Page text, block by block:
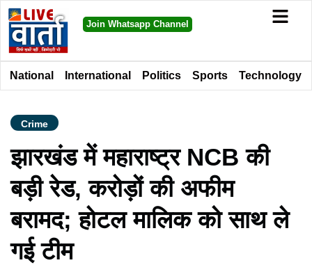
Join Whatsapp Channel
National International Politics Sports Technology
Crime
झारखंड में महाराष्ट्र NCB की
बड़ी रेड, करोड़ों की अफीम
बरामद; होटल मालिक को साथ ले
गई टीम